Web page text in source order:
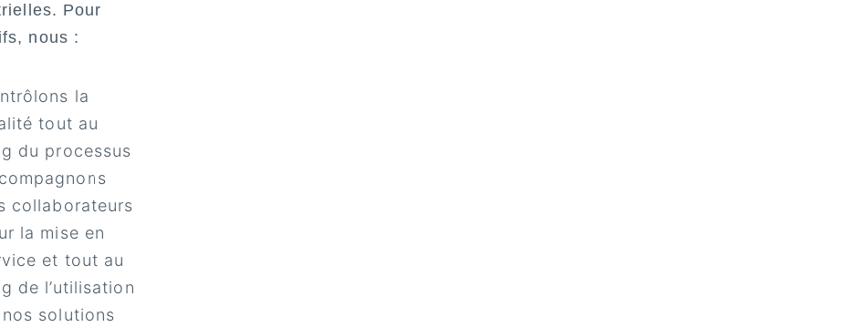
Pour
nous :
la
tout au
du processus
collaborateurs
la mise en
et tout au
de l’utilisation
solutions